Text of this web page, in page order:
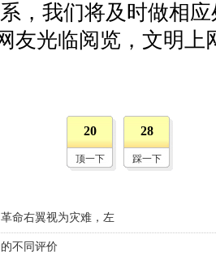
，我们将及时做相
友光临阅览，文明上
20
顶一下
28
踩一下
命右翼视为灾难，左
不同评价